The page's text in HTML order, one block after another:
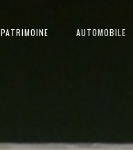
PATRIMOINE AUTOMOBILE